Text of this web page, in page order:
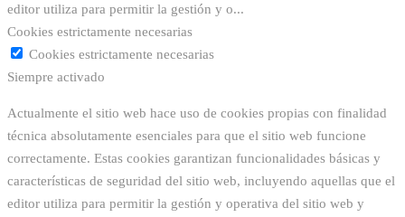
editor utiliza para permitir la gestión y o...
Cookies estrictamente necesarias
Cookies estrictamente necesarias
Siempre activado
Actualmente el sitio web hace uso de cookies propias con finalidad
técnica absolutamente esenciales para que el sitio web funcione
correctamente. Estas cookies garantizan funcionalidades básicas y
características de seguridad del sitio web, incluyendo aquellas que el
editor utiliza para permitir la gestión y operativa del sitio web y